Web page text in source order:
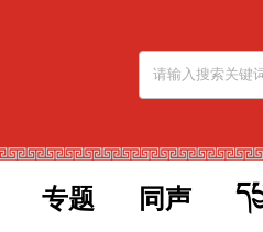
专题 同声